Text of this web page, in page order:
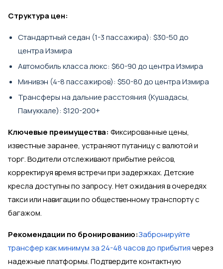
Структура цен:
Стандартный седан (1-3 пассажира): $30-50 до
центра Измира
Автомобиль класса люкс: $60-90 до центра Измира
Минивэн (4-8 пассажиров): $50-80 до центра Измира
Трансферы на дальние расстояния (Кушадасы,
Памуккале): $120-200+
Ключевые преимущества: Фиксированные цены,
известные заранее, устраняют путаницу с валютой и
торг. Водители отслеживают прибытие рейсов,
корректируя время встречи при задержках. Детские
кресла доступны по запросу. Нет ожидания в очередях
такси или навигации по общественному транспорту с
багажом.
Рекомендации по бронированию:Забронируйте
трансфер как минимум за 24-48 часов до прибытиячерез
надежные платформы. Подтвердите контактную